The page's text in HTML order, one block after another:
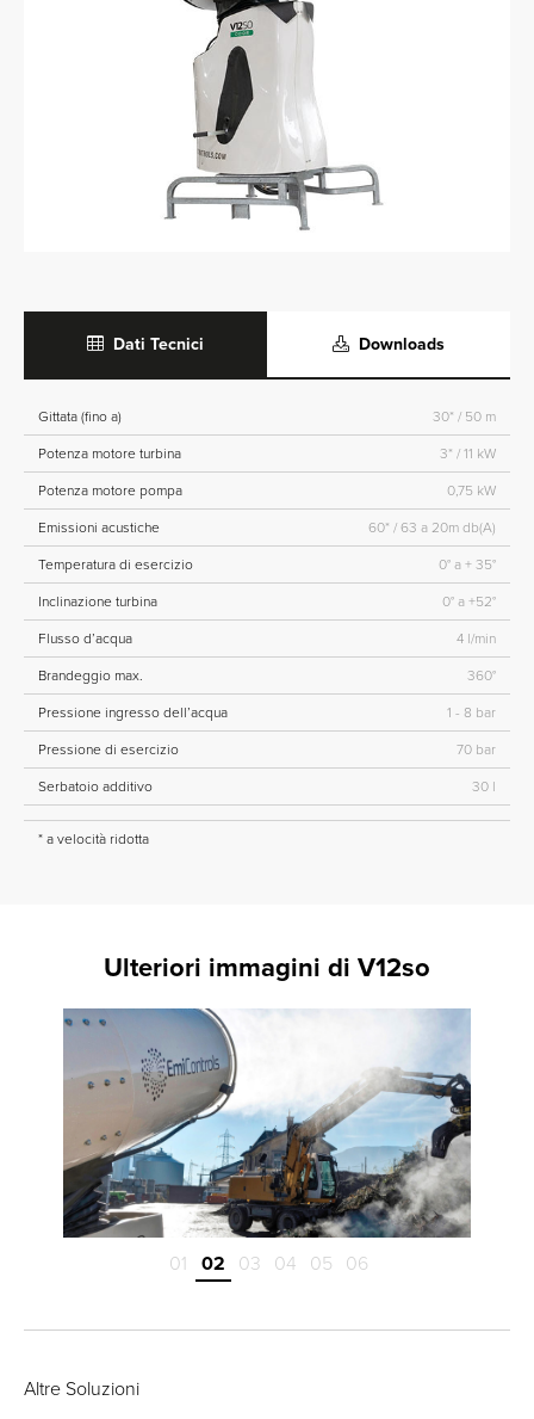
Dati Tecnici Downloads
Gittata (fino a) 30* / 50 m
Potenza motore turbina 3* / 11 kW
Potenza motore pompa 0,75 kW
Emissioni acustiche 60* / 63 a 20m db(A)
Temperatura di esercizio 0° a + 35°
Inclinazione turbina 0° a +52°
Flusso d’acqua 4 l/min
Brandeggio max. 360°
Pressione ingresso dell’acqua 1 - 8 bar
Pressione di esercizio 70 bar
Serbatoio additivo 30 l
* a velocità ridotta
Ulteriori immagini di V12so
01 02 03 04 05 06
Altre Soluzioni